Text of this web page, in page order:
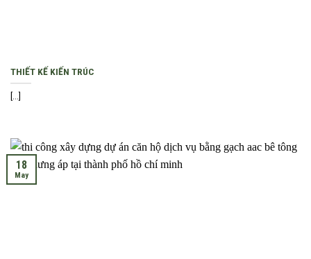
THIẾT KẾ KIẾN TRÚC
[...]
18
May